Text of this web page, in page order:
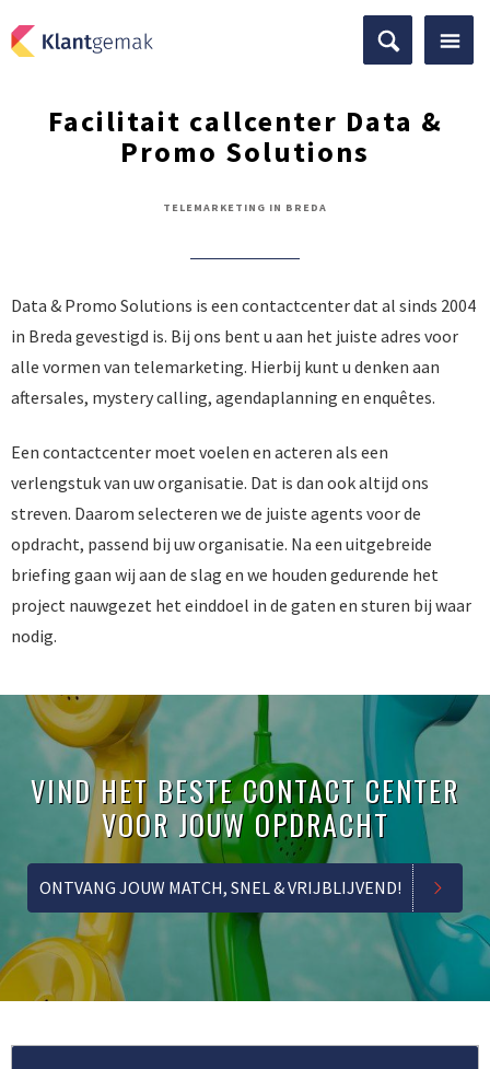
Facilitait callcenter Data &
Promo Solutions
TELEMARKETING IN BREDA
Data & Promo Solutions is een contactcenter dat al sinds 2004
in Breda gevestigd is. Bij ons bent u aan het juiste adres voor
alle vormen van telemarketing. Hierbij kunt u denken aan
aftersales, mystery calling, agendaplanning en enquêtes.
Een contactcenter moet voelen en acteren als een
verlengstuk van uw organisatie. Dat is dan ook altijd ons
streven. Daarom selecteren we de juiste agents voor de
opdracht, passend bij uw organisatie. Na een uitgebreide
briefing gaan wij aan de slag en we houden gedurende het
project nauwgezet het einddoel in de gaten en sturen bij waar
nodig.
VIND HET BESTE CONTACT CENTER
VOOR JOUW OPDRACHT
ONTVANG JOUW MATCH, SNEL & VRIJBLIJVEND!